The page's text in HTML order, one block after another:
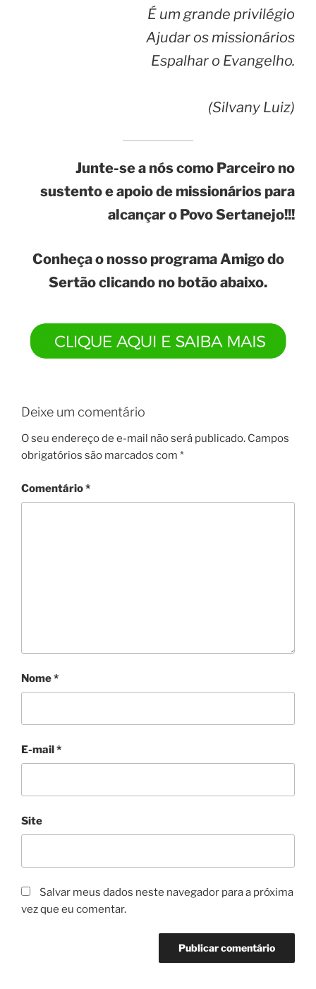
É um grande privilégio
Ajudar os missionários
Espalhar o Evangelho.
(Silvany Luiz)
Junte-se a nós como Parceiro no
sustento e apoio de missionários para
alcançar o Povo Sertanejo!!!
Conheça o nosso programaAmigo do
Sertão clicando no botão abaixo.
Deixe um comentário
O seu endereço de e-mail não será publicado. Campos
obrigatórios são marcados com *
Comentário*
Nome*
E-mail*
Site
Salvar meus dados neste navegador para a próxima
vez que eu comentar.